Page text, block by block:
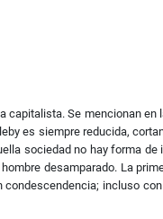
Se mencionan
es siempre reducida,
sociedad no hay forma
desamparado. La
incluso